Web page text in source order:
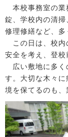
本校事務室の業
錠、学校内の清
修理修繕など、多
この日は、校内
安全を考え、登校
広い敷地に多く
す。大切な木々
境を保てるのも、